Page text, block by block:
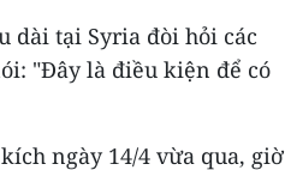
dài tại Syria đòi hỏi các
"Đây là điều kiện để có
ngày 14/4 vừa qua, giờ